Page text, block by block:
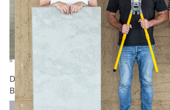
Die großen Fenster bieten einen
Braunschweig. Bildnachweis: IBEA/TU